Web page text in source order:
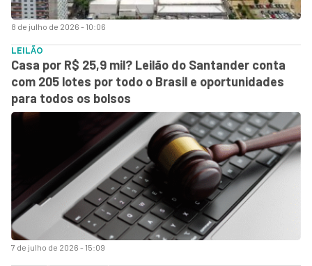
8 de julho de 2026 - 10:06
7 de julho de 2026 - 15:09
LEILÃO
Casa por R$ 25,9 mil? Leilão do Santander conta
com 205 lotes por todo o Brasil e oportunidades
para todos os bolsos